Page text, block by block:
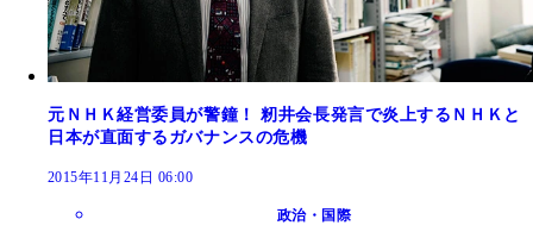
元ＮＨＫ経営委員が警鐘！ 籾井会長発言で炎上するＮＨＫと
日本が直面するガバナンスの危機
2015年11月24日 06:00
政治・国際